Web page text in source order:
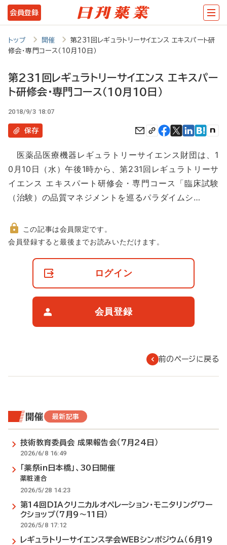
メ
イ
ン
ツ
に
動
会員登録
トップ 開催
第231回レギュラトリーサイエンス エキスパート研
修会・専門コース（10月10日）
第231回レギュラトリーサイエンス エキスパー
ト研修会・専門コース（10月10日）
2018/9/3 18:07
保存
医薬品医療機器レギュラトリーサイエンス財団は、1
0月10日（水）午後1時から、第231回レギュラトリーサ
イエンス エキスパート研修会・専門コース「臨床試験
（治験）の品質マネジメントを巡るパラダイムシ…
非
この記事は会員限定です。
会員登録すると最後までお読みいただけます。
ログイン
会員登録
前のページに戻る
開催 最新記事
技術教育委員会 成果報告会（7月24日）
2026/6/8 16:49
「薬祭in日本橋」、30日開催
薬粧連合
2026/5/28 14:23
第14回DIAクリニカルオペレーション・モニタリングワー
クショップ（7月9～11日）
2026/5/8 17:12
レギュラトリーサイエンス学会WEBシンポジウム（6月19